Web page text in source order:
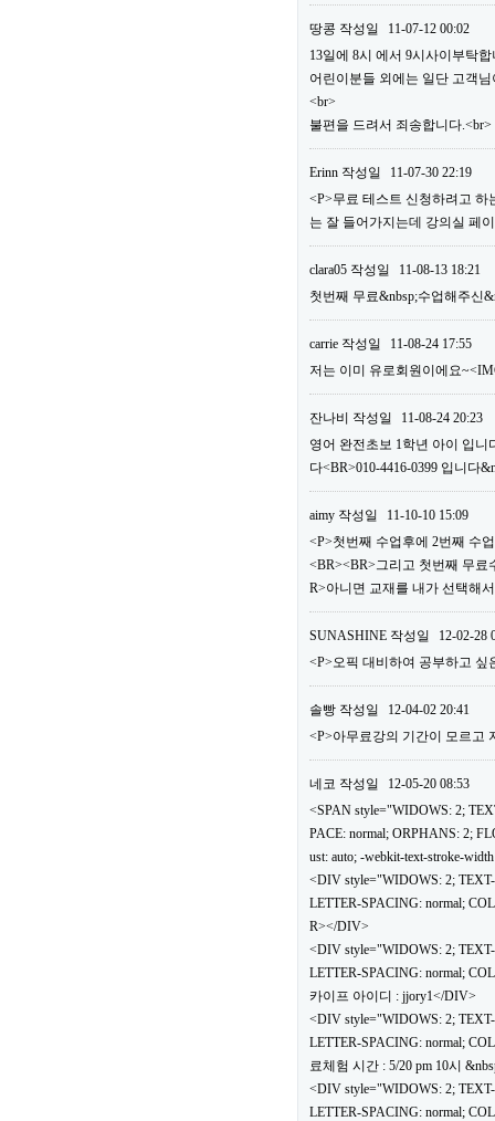
땅콩 작성일
11-07-12 00:02
13일에 8시 에서 9시사이부탁
어린이분들 외에는 일단 고객
<br>
불편을 드려서 죄송합니다.<br>
Erinn 작성일
11-07-30 22:19
<P>무료 테스트 신청하려고 하
는 잘 들어가지는데 강의실 페
clara05 작성일
11-08-13 18:21
첫번째 무료&nbsp;수업해주신
carrie 작성일
11-08-24 17:55
저는 이미 유로회원이에요
잔나비 작성일
11-08-24 20:23
영어 완전초보 1학년 아이 입니
다<BR>010-4416-0399 입니다
aimy 작성일
11-10-10 15:09
<P>첫번째 수업후에 2번째 수
<BR><BR>그리고 첫번째 무
R>아니면 교재를 내가 선택해
SUNASHINE 작성일
12-02-28
<P>오픽 대비하여 공부하고 싶
솔빵 작성일
12-04-02 20:41
<P>아무료강의 기간이 모르고
네코 작성일
12-05-20 08:53
<SPAN style="WIDOWS: 2;
PACE: normal; ORPHANS: 2;
ust: auto; -webkit-text-stroke-
<DIV style="WIDOWS: 2;
LETTER-SPACING: normal;
R></DIV>
<DIV style="WIDOWS: 2;
LETTER-SPACING: normal;
카이프 아이디 : jjory1</DIV>
<DIV style="WIDOWS: 2;
LETTER-SPACING: normal;
료체험 시간 : 5/20 pm 10시
<DIV style="WIDOWS: 2;
LETTER-SPACING: normal;